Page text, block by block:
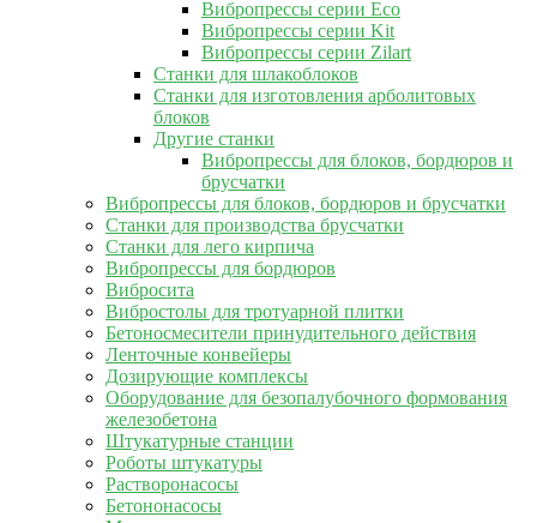
Вибропрессы серии Eco
Вибропрессы серии Kit
Вибропрессы серии Zilart
Станки для шлакоблоков
Станки для изготовления арболитовых
блоков
Другие станки
Вибропрессы для блоков, бордюров и
брусчатки
Вибропрессы для блоков, бордюров и брусчатки
Станки для производства брусчатки
Станки для лего кирпича
Вибропрессы для бордюров
Вибросита
Вибростолы для тротуарной плитки
Бетоносмесители принудительного действия
Ленточные конвейеры
Дозирующие комплексы
Оборудование для безопалубочного формования
железобетона
Штукатурные станции
Роботы штукатуры
Растворонасосы
Бетононасосы